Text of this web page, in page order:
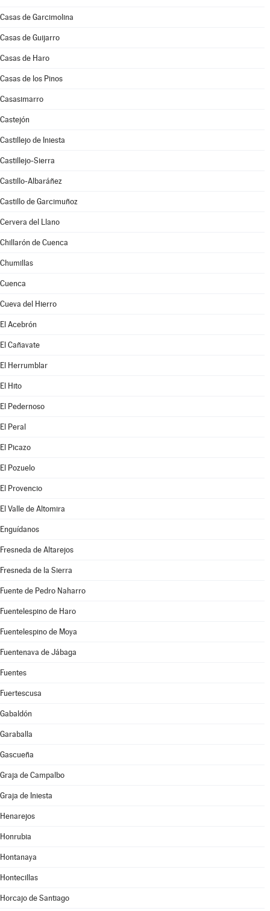
Casas de Garcimolina
Casas de Guijarro
Casas de Haro
Casas de los Pinos
Casasimarro
Castejón
Castillejo de Iniesta
Castillejo-Sierra
Castillo-Albaráñez
Castillo de Garcimuñoz
Cervera del Llano
Chillarón de Cuenca
Chumillas
Cuenca
Cueva del Hierro
El Acebrón
El Cañavate
El Herrumblar
El Hito
El Pedernoso
El Peral
El Picazo
El Pozuelo
El Provencio
El Valle de Altomira
Enguídanos
Fresneda de Altarejos
Fresneda de la Sierra
Fuente de Pedro Naharro
Fuentelespino de Haro
Fuentelespino de Moya
Fuentenava de Jábaga
Fuentes
Fuertescusa
Gabaldón
Garaballa
Gascueña
Graja de Campalbo
Graja de Iniesta
Henarejos
Honrubia
Hontanaya
Hontecillas
Horcajo de Santiago